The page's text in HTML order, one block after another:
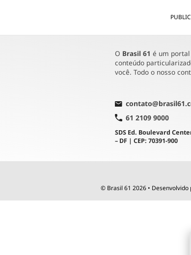
O Brasil 61 é um
conteúdo
você. Todo o nosso
61 2109 9000
SDS Ed. Boulevard
– DF | CEP: 70391-900
© Brasil 61 2026 • Desenvolvido